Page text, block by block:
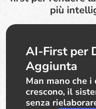
più
AI-First per
Aggiunta
Man mano che i
crescono, il
senza